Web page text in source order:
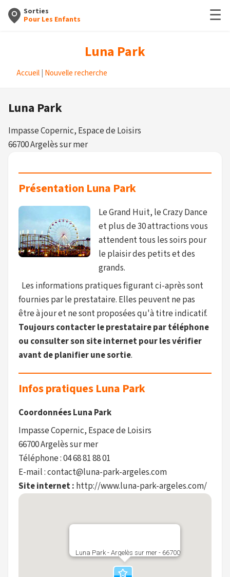
Sorties
Pour Les Enfants
☰
Luna Park
Accueil Nouvelle recherche
Luna Park
Impasse Copernic, Espace de Loisirs
66700 Argelès sur mer
Présentation Luna Park
Le Grand Huit, le Crazy Dance
et plus de 30 attractions vous
attendent tous les soirs pour
le plaisir des petits et des
grands.
Les informations pratiques figurant ci-après sont
fournies par le prestataire. Elles peuvent ne pas
être à jour et ne sont proposées qu'à titre indicatif.
Toujours contacter le prestataire par téléphone
ou consulter son site internet pour les vérifier
avant de planifier une sortie.
Infos pratiques Luna Park
Coordonnées Luna Park
Impasse Copernic, Espace de Loisirs
66700 Argelès sur mer
Téléphone : 04 68 81 88 01
E-mail : contact@luna-park-argeles.com
Site internet : http://www.luna-park-argeles.com/
Luna Park - Argelès sur mer - 66700